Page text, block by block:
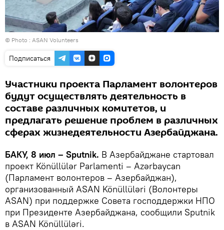
© Photo : ASAN Volunteers
Подписаться
Участники проекта Парламент волонтеров
будут осуществлять деятельность в
составе различных комитетов, и
предлагать решение проблем в различных
сферах жизнедеятельности Азербайджана.
БАКУ, 8 июл – Sputnik. В Азербайджане стартовал
проект Könüllülər Parlamenti – Azərbaycan
(Парламент волонтеров – Азербайджан),
организованный ASAN Könüllüləri (Волонтеры
ASAN) при поддержке Совета господдержки НПО
при Президенте Азербайджана, сообщили Sputnik
в ASAN Könüllüləri.